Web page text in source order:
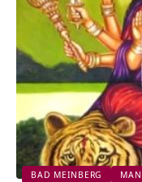
BAD MEINBERG